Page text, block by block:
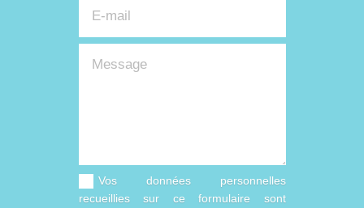
Vos données personnelles
recueillies sur ce formulaire sont